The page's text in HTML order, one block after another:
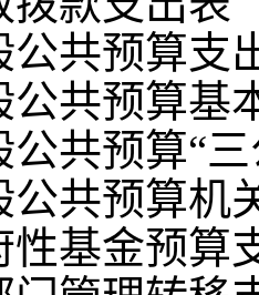
公共预算支
公共预算基
公共预算“
公共预算机
性基金预算